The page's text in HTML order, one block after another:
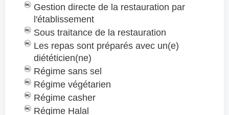
Gestion directe de la restauration par
l'établissement
Sous traitance de la restauration
Les repas sont préparés avec un(e)
diététicien(ne)
Régime sans sel
Régime végétarien
Régime casher
Régime Halal